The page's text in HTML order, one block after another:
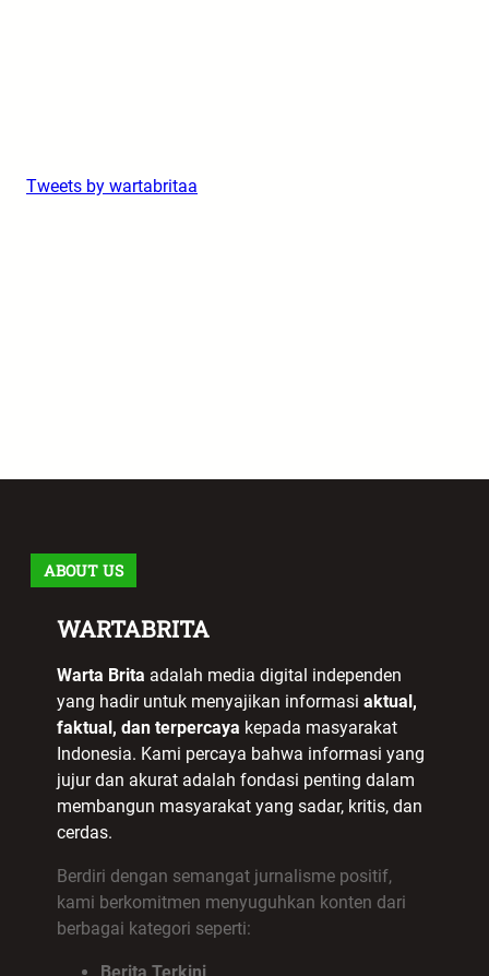
Tweets by wartabritaa
ABOUT US
WARTABRITA
Warta Brita adalah media digital independen
yang hadir untuk menyajikan informasi aktual,
faktual, dan terpercaya kepada masyarakat
Indonesia. Kami percaya bahwa informasi yang
jujur dan akurat adalah fondasi penting dalam
membangun masyarakat yang sadar, kritis, dan
cerdas.
Berdiri dengan semangat jurnalisme positif,
kami berkomitmen menyuguhkan konten dari
berbagai kategori seperti: